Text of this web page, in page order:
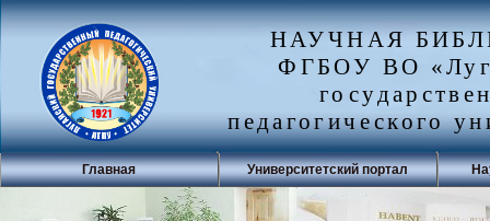
НАУЧНАЯ
ФГБОУ ВО
педагогического
Главная Университетский портал